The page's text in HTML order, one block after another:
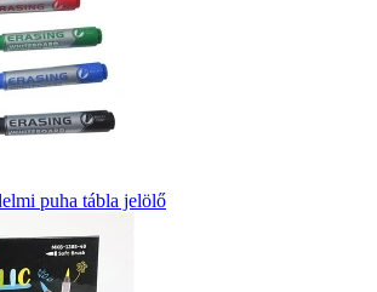
puha tábla jelölő